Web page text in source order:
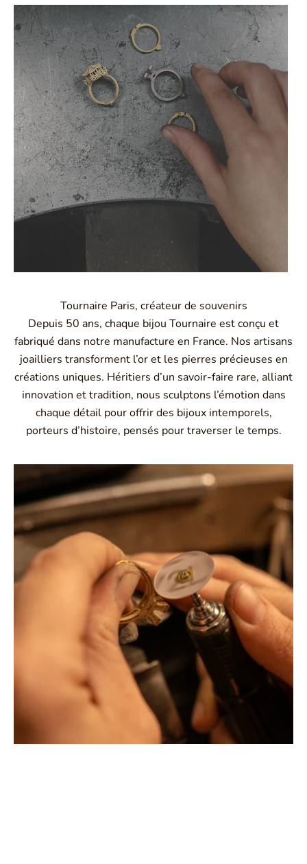
Tournaire Paris, créateur de souvenirs
Depuis 50 ans, chaque bijou Tournaire est conçu et
fabriqué dans notre manufacture en France. Nos artisans
joailliers transforment l’or et les pierres précieuses en
créations uniques. Héritiers d’un savoir-faire rare, alliant
innovation et tradition, nous sculptons l’émotion dans
chaque détail pour offrir des bijoux intemporels,
porteurs d’histoire, pensés pour traverser le temps.
Montbrison, Lyon, Paris
Philippe & mathieu tournaire
Créateurs joailliers, révolutionnent les codes de la
joaillerie traditionnelle en y apportant des formes et des
couleurs hors du commun. Au delà des modes, la
Maison Tournaire a forgé son style de caractère et
d'élévation en puisant dans ses voyages ainsi que ses
différentes rencontres.
La Maison Tournaire qui a ouvert ses portes en 1984 à
Montbrison, en France, propose aujourd'hui ces bijoux